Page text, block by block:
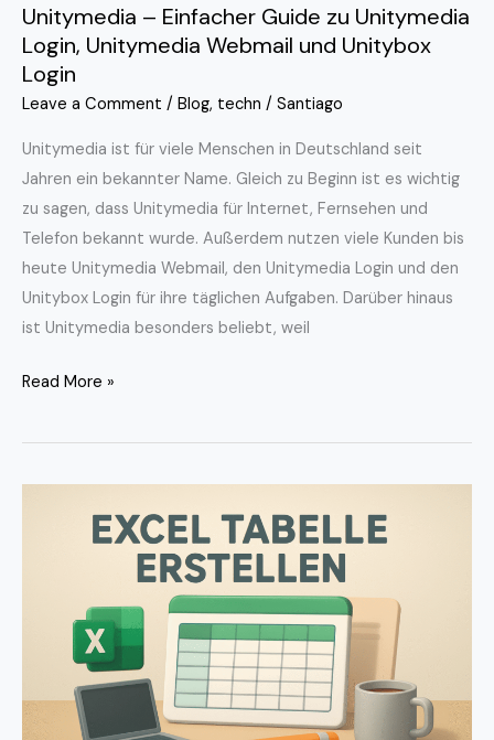
Unitymedia – Einfacher Guide zu Unitymedia
Login, Unitymedia Webmail und Unitybox
Login
Leave a Comment / Blog, techn / Santiago
Unitymedia ist für viele Menschen in Deutschland seit
Jahren ein bekannter Name. Gleich zu Beginn ist es wichtig
zu sagen, dass Unitymedia für Internet, Fernsehen und
Telefon bekannt wurde. Außerdem nutzen viele Kunden bis
heute Unitymedia Webmail, den Unitymedia Login und den
Unitybox Login für ihre täglichen Aufgaben. Darüber hinaus
ist Unitymedia besonders beliebt, weil
Login
Read More »